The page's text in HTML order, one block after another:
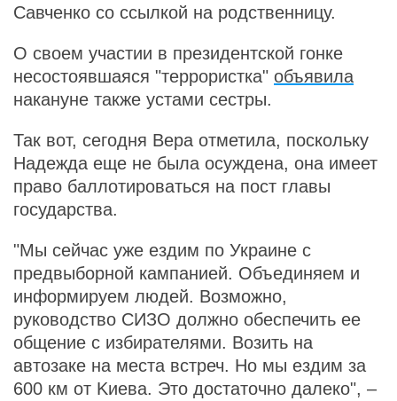
Савченко со ссылкой на родственницу.
О своем участии в президентской гонке
несостоявшаяся "террористка" объявила
накануне также устами сестры.
Так вот, сегодня Вера отметила, поскольку
Надежда еще не была осуждена, она имеет
право баллотироваться на пост главы
государства.
"Мы сейчас уже ездим по Украине с
предвыборной кампанией. Объединяем и
информируем людей. Возможно,
руководство СИЗО должно обеспечить ее
общение с избирателями. Возить на
автозаке на места встреч. Но мы ездим за
600 км от Kиева. Это достаточно далеко", –